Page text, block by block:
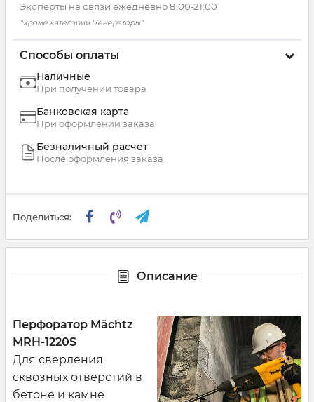
Эксперты на связи ежедневно 8:00‑21:00
*кроме категории "Генераторы"
Способы оплаты
Наличные
При получении товара
Банковская карта
При оформлении заказа
Безналичный расчет
После оформления заказа
Поделиться:
Описание
Перфоратор Mächtz
MRH-1220S
Для сверления
сквозных отверстий в
бетоне и камне